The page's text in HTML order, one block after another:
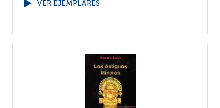
VER EJEMPLARES